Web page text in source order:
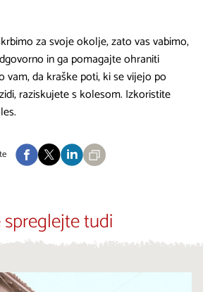
za svoje okolje, zato vas vabimo,
in ga pomagajte ohraniti
vam, da kraške poti, ki se vijejo po
raziskujete s kolesom. Izkoristite
tudi